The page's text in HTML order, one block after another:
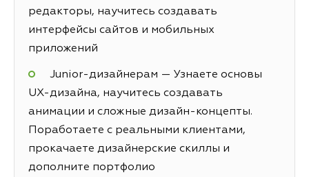
редакторы, научитесь создавать
интерфейсы сайтов и мобильных
приложений
Junior-дизайнерам — Узнаете основы
UX-дизайна, научитесь создавать
анимации и сложные дизайн-концепты.
Поработаете с реальными клиентами,
прокачаете дизайнерские скиллы и
дополните портфолио